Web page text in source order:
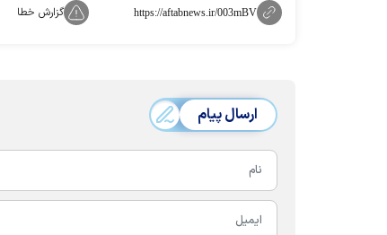
https://aftabnews.ir/003mBV گزارش خطا
ارسال پیام